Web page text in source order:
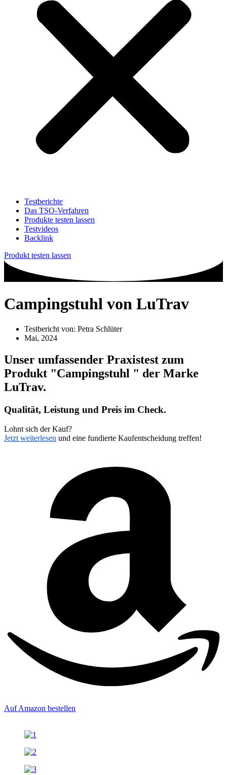
Testberichte
Das TSO-Verfahren
Produkte testen lassen
Testvideos
Backlink
Produkt testen lassen
Campingstuhl von LuTrav
Testbericht von: Petra Schlüter
Mai, 2024
Unser umfassender Praxistest zum
Produkt "Campingstuhl " der Marke
LuTrav.
Qualität, Leistung und Preis im Check.
Lohnt sich der Kauf?
Jetzt weiterlesen und eine fundierte Kaufentscheidung treffen!
Auf Amazon bestellen